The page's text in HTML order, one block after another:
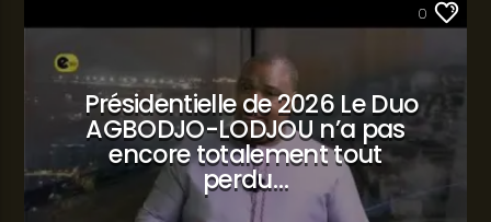
0
Présidentielle de 2026 Le Duo
AGBODJO-LODJOU n’a pas
encore totalement tout
perdu…